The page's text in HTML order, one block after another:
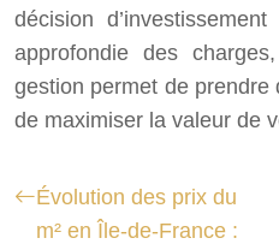
décision
approfondie des
gestion permet de
de maximiser la valeur de
Évolution des prix du
m² en Île-de-France :